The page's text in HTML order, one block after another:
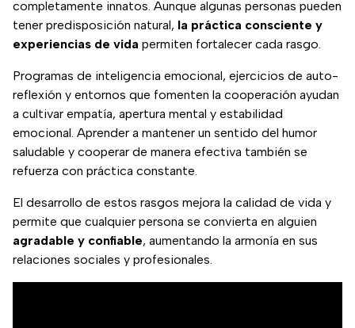
completamente innatos. Aunque algunas personas pueden
tener predisposición natural, la práctica consciente y
experiencias de vida permiten fortalecer cada rasgo.
Programas de inteligencia emocional, ejercicios de auto-
reflexión y entornos que fomenten la cooperación ayudan
a cultivar empatía, apertura mental y estabilidad
emocional. Aprender a mantener un sentido del humor
saludable y cooperar de manera efectiva también se
refuerza con práctica constante.
El desarrollo de estos rasgos mejora la calidad de vida y
permite que cualquier persona se convierta en alguien
agradable y confiable, aumentando la armonía en sus
relaciones sociales y profesionales.